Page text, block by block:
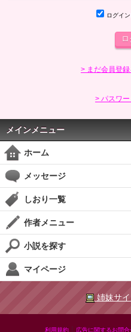
ログイ
> まだ会員登
> パスワ
メインメニュー
ホーム
メッセージ
しおり一覧
作者メニュー
小説を探す
マイページ
姉妹サ
利用規約 広告に関するお問